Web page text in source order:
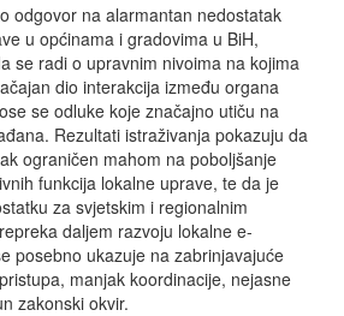
odgovor na alarmantan nedostatak
u općinama i gradovima u BiH,
se radi o upravnim nivoima na kojima
dio interakcija između organa
se odluke koje značajno utiču na
Rezultati istraživanja pokazuju da
ograničen mahom na poboljšanje
funkcija lokalne uprave, te da je
za svjetskim i regionalnim
daljem razvoju lokalne e-
posebno ukazuje na zabrinjavajuće
manjak koordinacije, nejasne
zakonski okvir.